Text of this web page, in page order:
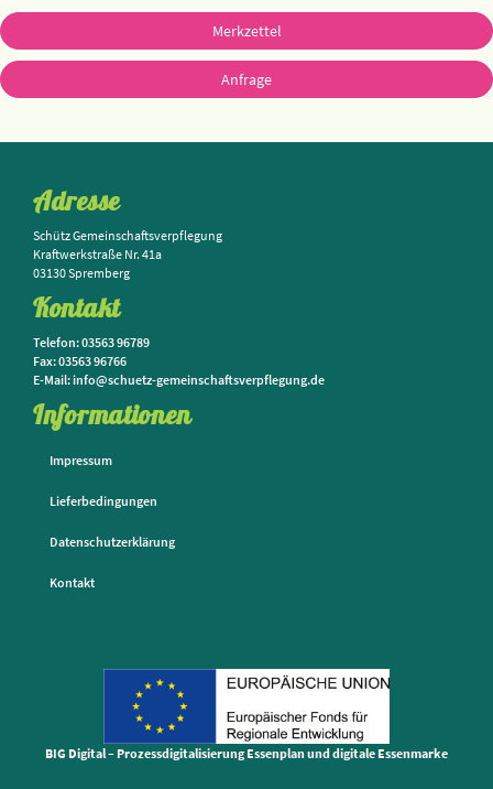
Merkzettel
Anfrage
Adresse
Schütz Gemeinschaftsverpflegung
Kraftwerkstraße Nr. 41a
03130 Spremberg
Kontakt
Telefon: 03563 96789
Fax: 03563 96766
E-Mail: info@schuetz-gemeinschaftsverpflegung.de
Informationen
Impressum
Lieferbedingungen
Datenschutzerklärung
Kontakt
BIG Digital – Prozessdigitalisierung Essenplan und digitale Essenmarke